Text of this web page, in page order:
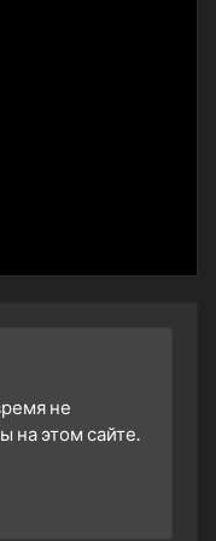
подозрения
не
на этом сайте.